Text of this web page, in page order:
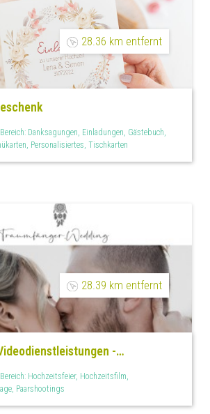
28.36 km entfernt
Danksagungen, Einladungen, Gästebuch,
Personalisiertes, Tischkarten
28.39 km entfernt
-
Hochzeitsfeier, Hochzeitsfilm,
Paarshootings